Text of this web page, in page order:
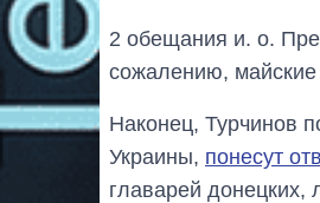
2 обещания и. о.
сожалению, майские
Наконец, Турчинов
Украины, понесут
главарей донецких,